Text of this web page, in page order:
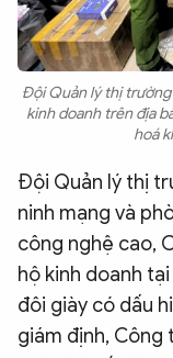
Đội Quản lý thị trường
kinh doanh trên địa
hoá
Đội Quản lý thị
ninh mạng và
công nghệ cao,
hộ kinh doanh
đôi giày có dấu
giám định, Công